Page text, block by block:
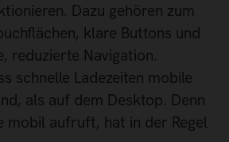
Dazu gehören zum
klare Buttons und
reduzierte Navigation.
schnelle Ladezeiten mobile
als auf dem Desktop. Denn
mobil aufruft, hat in der Regel